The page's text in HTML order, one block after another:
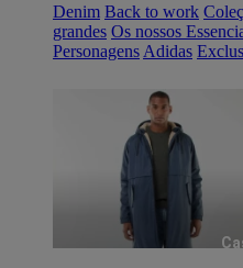
Denim Back to work
grandes Os nossos
Personagens Adidas